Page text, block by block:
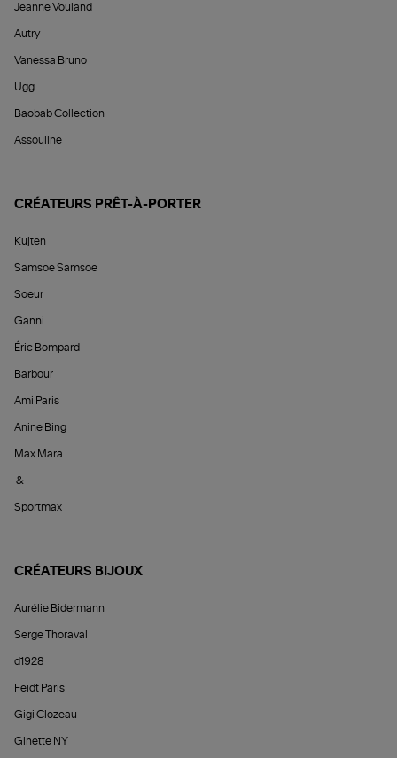
Jeanne Vouland
Autry
Vanessa Bruno
Ugg
Baobab Collection
Assouline
CRÉATEURS PRÊT-À-PORTER
Kujten
Samsoe Samsoe
Soeur
Ganni
Éric Bompard
Barbour
Ami Paris
Anine Bing
Max Mara
&
Sportmax
CRÉATEURS BIJOUX
Aurélie Bidermann
Serge Thoraval
d1928
Feidt Paris
Gigi Clozeau
Ginette NY